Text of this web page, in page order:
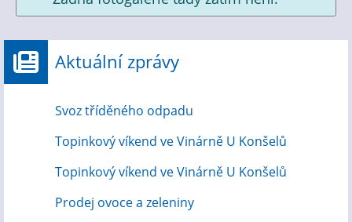
Aktuální zprávy
Svoz tříděného odpadu
Topinkový víkend ve Vinárně U Konšelů
Topinkový víkend ve Vinárně U Konšelů
Prodej ovoce a zeleniny